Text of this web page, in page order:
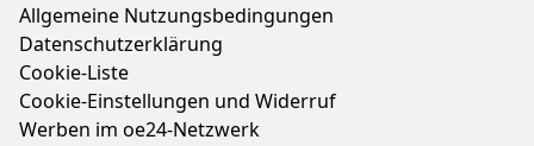
Allgemeine Nutzungsbedingungen
Datenschutzerklärung
Cookie-Liste
Cookie-Einstellungen und Widerruf
Werben im oe24-Netzwerk